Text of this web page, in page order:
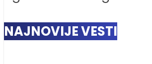
NAJNOVIJE VESTI